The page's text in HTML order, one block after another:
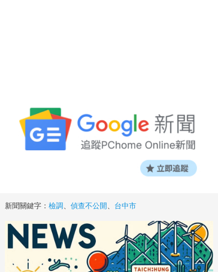
新聞關鍵字： 檢調 偵查不公開 台中市